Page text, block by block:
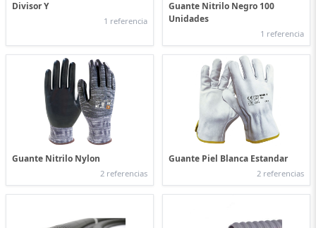
Divisor Y
1 referencia
Guante Nitrilo Negro 100
Unidades
1 referencia
Guante Nitrilo Nylon
2 referencias
Guante Piel Blanca Estandar
2 referencias